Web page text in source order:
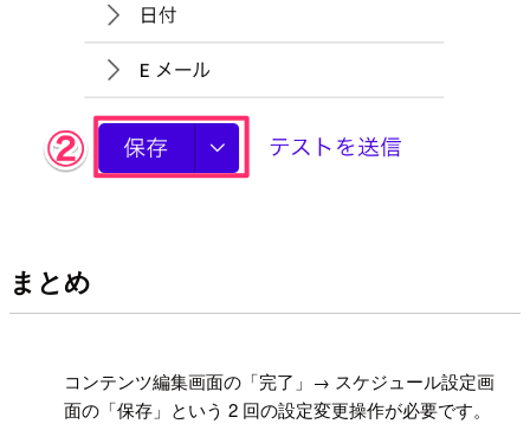
まとめ
コンテンツ編集画面の「完了」→ スケジュール設定画
面の「保存」という 2 回の設定変更操作が必要です。